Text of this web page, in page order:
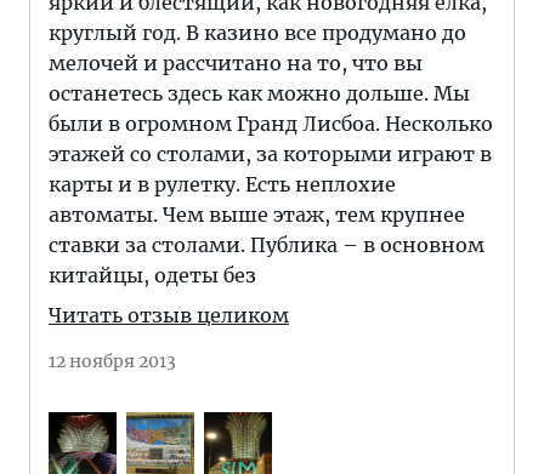
круглый год. В казино все продумано до
мелочей и рассчитано на то, что вы
останетесь здесь как можно дольше. Мы
были в огромном Гранд Лисбоа. Несколько
этажей со столами, за которыми играют в
карты и в рулетку. Есть неплохие
автоматы. Чем выше этаж, тем крупнее
ставки за столами. Публика – в основном
китайцы, одеты без
Читать отзыв целиком
12 ноября 2013